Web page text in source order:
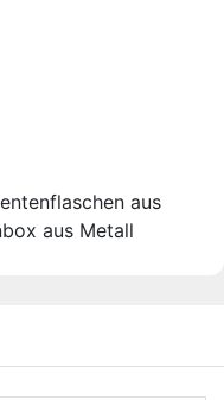
aus
aus Metall